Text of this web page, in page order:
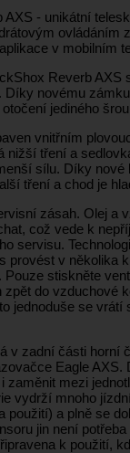
AXS - unikátní
ovládáním
v mobilním
Reverb AXS
Díky novému
jediného
vnitřním
nižší tření a
sílu. Díky
tření a chod je
zásah. Olej a
což vede k
servisu.
provést v několika
stiskněte
zpět do vzduchové
jednoduše se vrátí
v zadní části horní
Eagle AXS.
zaměnit mezi
vydrží mnoho
použití) a plně se
jin není
k použití,